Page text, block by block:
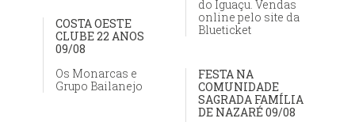
do Iguaçu. Vendas
online pelo site da
Blueticket
COSTA OESTE
CLUBE 22 ANOS
09/08
Os Monarcas e
Grupo Bailanejo
FESTA NA
COMUNIDADE
SAGRADA FAMÍLIA
DE NAZARÉ 09/08